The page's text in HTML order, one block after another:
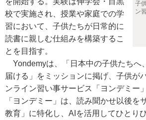
子
ン
校で実施され、授業や家庭での学
習において、子供たちが日常的に
読書に親しむ仕組みを構築するこ
とを目指す。
Yondemyは、「日本中の子供たちへ
届ける」をミッションに掲げ、子供が
ンライン習い事サービス「ヨンデミー
「ヨンデミー」は、読み聞かせ以後を
教育」に特化し、AIを活用してひとり